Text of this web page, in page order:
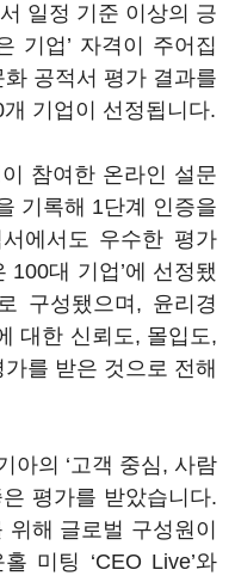
일정 기준 이상의 긍
기업’ 자격이 주어집
공적서 평가 결과를
기업이 선정됩니다.
참여한 온라인 설문
기록해 1단계 인증을
에서도 우수한 평가
100대 기업’에 선정됐
구성됐으며, 윤리경
대한 신뢰도, 몰입도,
를 받은 것으로 전해
아의 ‘고객 중심, 사람
평가를 받았습니다.
해 글로벌 구성원이
미팅 ‘CEO Live’와